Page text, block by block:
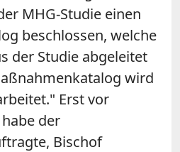
MHG-Studie einen
beschlossen, welche
der Studie abgeleitet
wird
Erst vor
der
Bischof